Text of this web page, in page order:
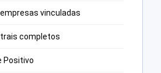
vinculadas
completos
Positivo